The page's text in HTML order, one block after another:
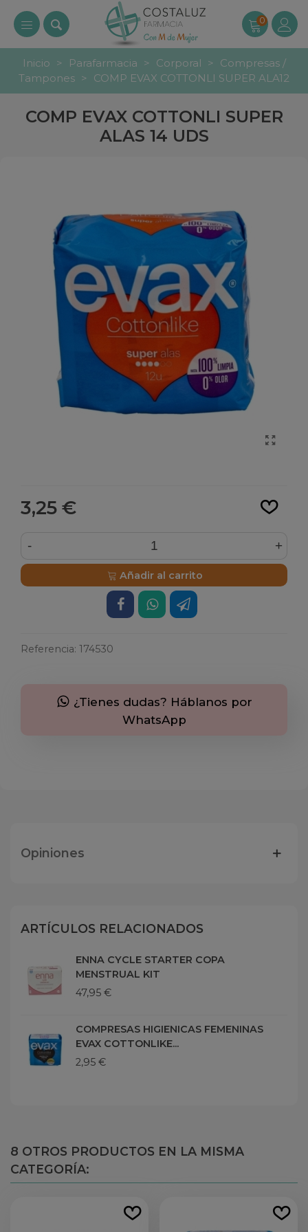
0
Inicio > Parafarmacia > Corporal >
Compresas /
Tampones > COMP EVAX COTTONLI SUPER ALA12
COMP EVAX COTTONLI SUPER
ALAS 14 UDS
3,25 €
- +
Añadir al carrito
Referencia: 174530
¿Tienes dudas? Háblanos por
WhatsApp
Opiniones
ARTÍCULOS RELACIONADOS
ENNA CYCLE STARTER COPA
MENSTRUAL KIT
47,95 €
COMPRESAS HIGIENICAS FEMENINAS
EVAX COTTONLIKE...
2,95 €
8 OTROS PRODUCTOS EN LA MISMA
CATEGORÍA: